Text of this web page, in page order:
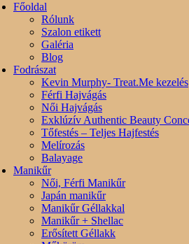
Főoldal
Rólunk
Szalon etikett
Galéria
Blog
Fodrászat
Kevin Murphy- Treat.Me kezelés
Férfi Hajvágás
Női Hajvágás
Exklúzív Authentic Beauty
Tőfestés – Teljes Hajfestés
Melírozás
Balayage
Manikűr
Női, Férfi Manikűr
Japán manikűr
Manikűr Géllakkal
Manikűr + Shellac
Erősített Géllakk